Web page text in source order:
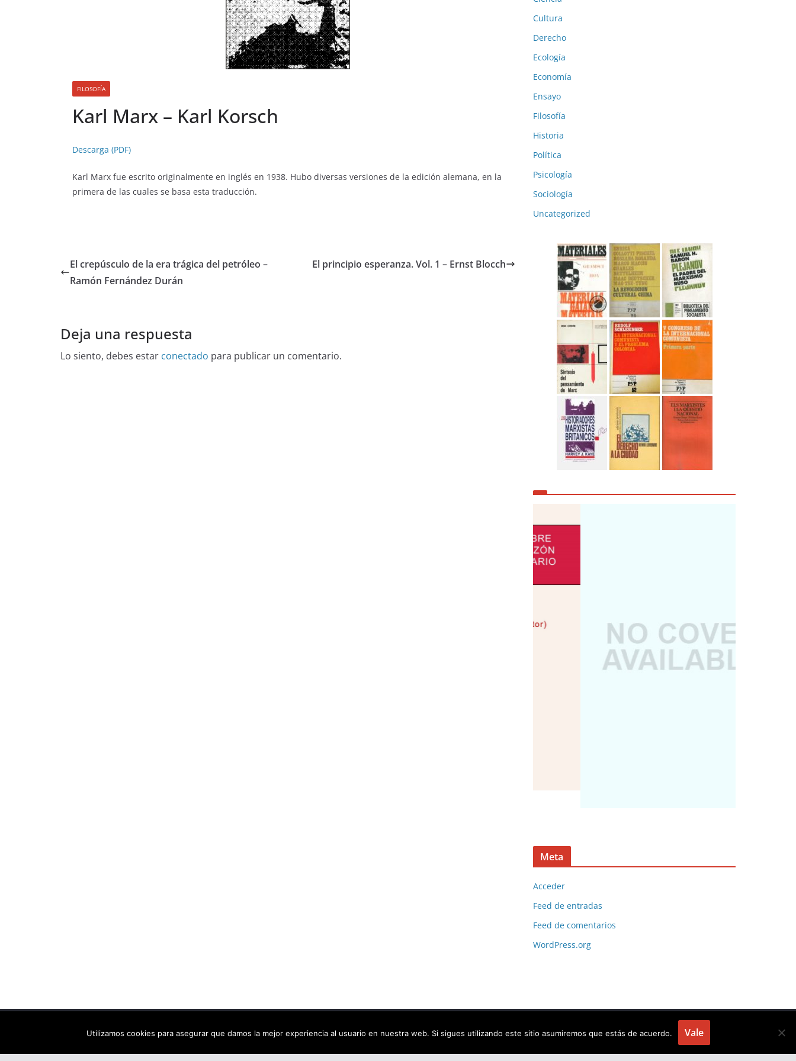
FILOSOFÍA
Karl Marx – Karl Korsch
Descarga (PDF)
Karl Marx fue escrito originalmente en inglés en 1938. Hubo diversas versiones de la edición alemana, en la
primera de las cuales se basa esta traducción.
El crepúsculo de la era trágica del petróleo –
Ramón Fernández Durán
El principio esperanza. Vol. 1 – Ernst Blocch
Deja una respuesta
Lo siento, debes estar conectado para publicar un comentario.
Cultura
Derecho
Ecología
Economía
Ensayo
Filosofía
Historia
Política
Psicología
Sociología
Uncategorized
Meta
Acceder
Feed de entradas
Feed de comentarios
WordPress.org
Copyright © 2026 Els arbres de Fahrenheit: biblioteca virtual
. Todos los derechos reservados.
Utilizamos cookies para asegurar que damos la mejor experiencia al usuario en nuestra web. Si sigues utilizando este sitio asumiremos que estás de acuerdo. Vale